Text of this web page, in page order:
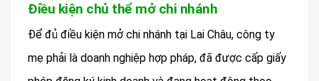
Điều kiện chủ thể mở chi nhánh
Để đủ điều kiện mở chi nhánh tại Lai Châu, công ty
mẹ phải là doanh nghiệp hợp pháp, đã được cấp giấy